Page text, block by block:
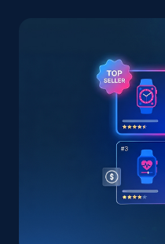
eBay - Gather data
specified keywords
URL, Product id, Title,
Seller reviews,
359+